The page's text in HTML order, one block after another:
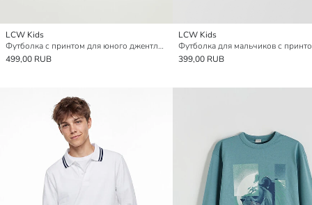
LCW Kids
Футболка с принтом для юного джентльмена
499,00 RUB
LCW Kids
399,00 RUB